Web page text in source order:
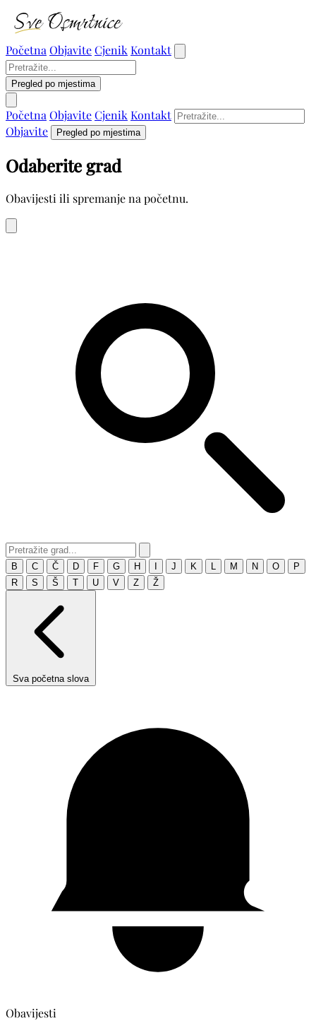
Početna ObjaviteCjenik Kontakt
Pregled po mjestima
Početna ObjaviteCjenik Kontakt
Objavite
Pregled po mjestima
Odaberite grad
Obavijesti ili spremanje na početnu.
B C Č D F G H J K M N O
P
R
S Š T U V Z Ž
Sva početna slova
Obavijesti